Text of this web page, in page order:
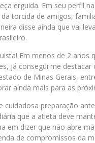
erguida. Em seu perfil
torcida de amigos,
disse ainda que vai
Em menos de 2 anos
já consegui me
de Minas Gerais,
ainda mais para as
cuidadosa preparação
que a atleta deve
em dizer que não abre
de compromissos da